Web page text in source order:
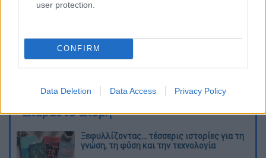
user protection.
CONFIRM
Data Deletion Data Access Privacy Policy
χωρίς καθυστερήσεις. Όλες οι παραβάσεις
system, εξασφαλίζονταςακρίβεια στο
ιστορικό κάθε οδηγού και προωθώντας
κουλτούρασυμμόρφωσης και
υπευθυνότητας
Διαβάστε ακόμη
Ξεφυλλίζοντας... τέσσερις ιστορίες για τη
γνώση, τη φύση και την τεχνολογία